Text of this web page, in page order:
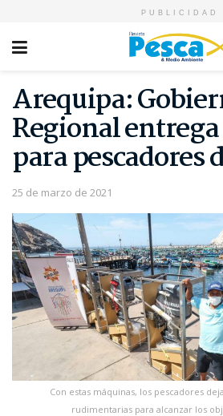
PUBLICIDAD
Arequipa:
Regional
para pescadores
25 de marzo de 2021
Con estas máquinas, los pescadores
rudimentarias para alcanzar los